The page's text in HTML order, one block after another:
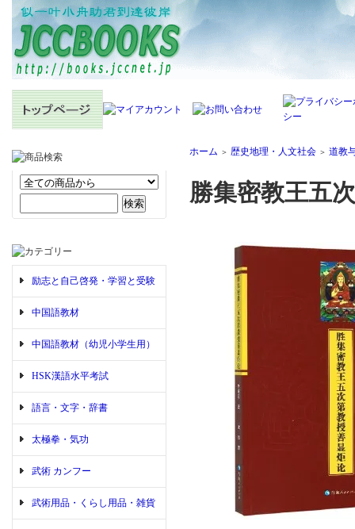
励志と自己啓発・学習と受験
中国語教材
中国語教材（幼児小学生用）
HSK漢語水平考試
語言・文字・辞書
太極拳・気功
武術 カンフー
武術用品・くらし用品・雑貨
ホーム ＞ 歴史地理・人文社会 ＞ 道教
勝集密教王五